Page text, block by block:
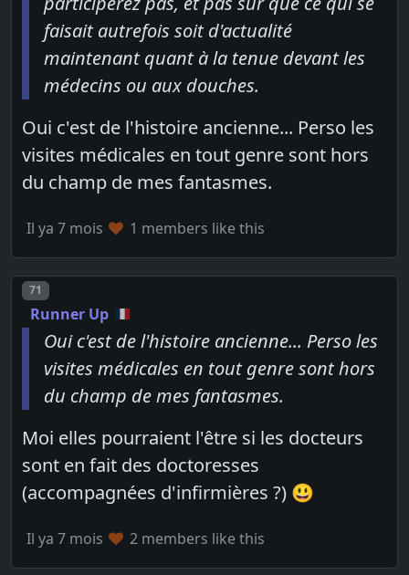
faisait autrefois soit d'actualité
maintenant quant à la tenue devant les
médecins ou aux douches.
Oui c'est de l'histoire ancienne... Perso les
visites médicales en tout genre sont hors
du champ de mes fantasmes.
Il ya 7 mois 1 members like this
Post number
71
Runner Up
Oui c'est de l'histoire ancienne... Perso les
visites médicales en tout genre sont hors
du champ de mes fantasmes.
Moi elles pourraient l'être si les docteurs
sont en fait des doctoresses
(accompagnées d'infirmières ?) 😃
Il ya 7 mois 2 members like this